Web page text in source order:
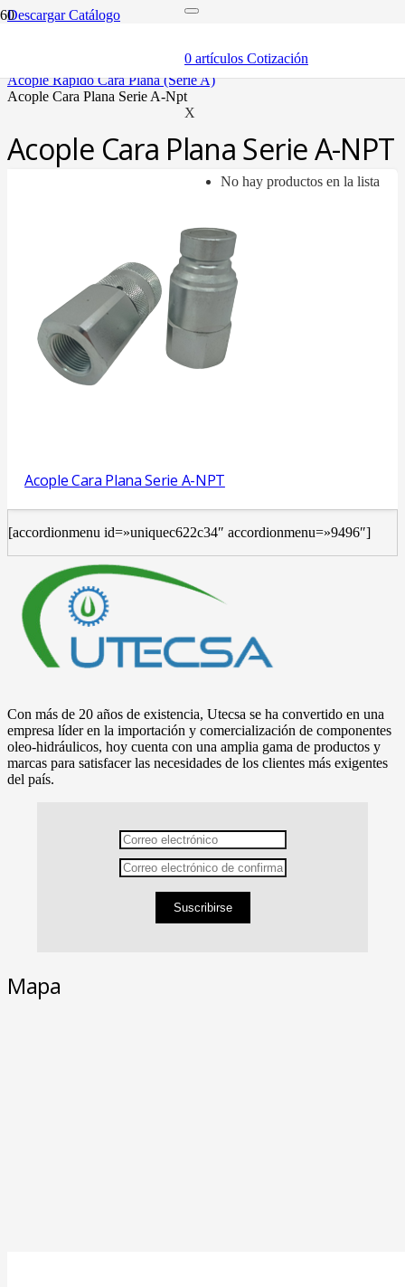
0 artículos Cotización
X
No hay productos en la lista
Descargar Catálogo
acople rápido cara plana (serie a)
acople cara plana serie a-npt
Acople Cara Plana Serie A-NPT
Acople Cara Plana Serie A-NPT
[accordionmenu id=»uniquec622c34″ accordionmenu=»9496″]
Con más de 20 años de existencia, Utecsa se ha convertido en una
empresa líder en la importación y comercialización de componentes
oleo-hidráulicos, hoy cuenta con una amplia gama de productos y
marcas para satisfacer las necesidades de los clientes más exigentes
del país.
Suscribirse
Mapa